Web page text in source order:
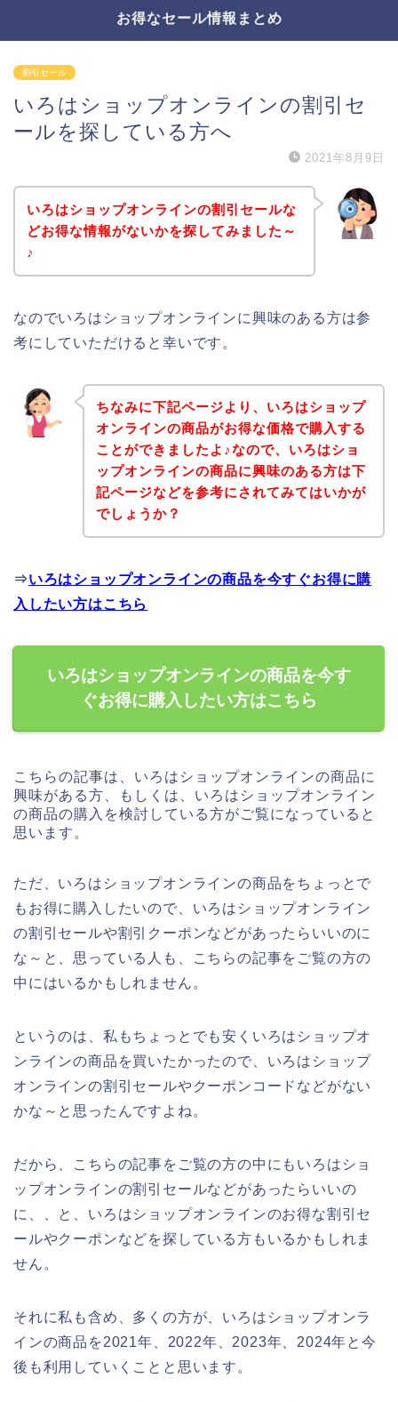
お得なセール情報まとめ
割引セール
いろはショップオンラインの割引セ
ールを探している方へ
2021年8月9日
いろはショップオンラインの割引セールな
どお得な情報がないかを探してみました～
♪
なのでいろはショップオンラインに興味のある方は参
考にしていただけると幸いです。
ちなみに下記ページより、いろはショップ
オンラインの商品がお得な価格で購入する
ことができましたよ♪なので、いろはショ
ップオンラインの商品に興味のある方は下
記ページなどを参考にされてみてはいかが
でしょうか？
⇒いろはショップオンラインの商品を今すぐお得に購
入したい方はこちら
いろはショップオンラインの商品を今す
ぐお得に購入したい方はこちら
こちらの記事は、いろはショップオンラインの商品に
興味がある方、もしくは、いろはショップオンライン
の商品の購入を検討している方がご覧になっていると
思います。
ただ、いろはショップオンラインの商品をちょっとで
もお得に購入したいので、いろはショップオンライン
の割引セールや割引クーポンなどがあったらいいのに
な～と、思っている人も、こちらの記事をご覧の方の
中にはいるかもしれません。
というのは、私もちょっとでも安くいろはショップオ
ンラインの商品を買いたかったので、いろはショップ
オンラインの割引セールやクーポンコードなどがない
かな～と思ったんですよね。
だから、こちらの記事をご覧の方の中にもいろはショ
ップオンラインの割引セールなどがあったらいいの
に、、と、いろはショップオンラインのお得な割引セ
ールやクーポンなどを探している方もいるかもしれま
せん。
それに私も含め、多くの方が、いろはショップオンラ
インの商品を2021年、2022年、2023年、2024年と今
後も利用していくことと思います。